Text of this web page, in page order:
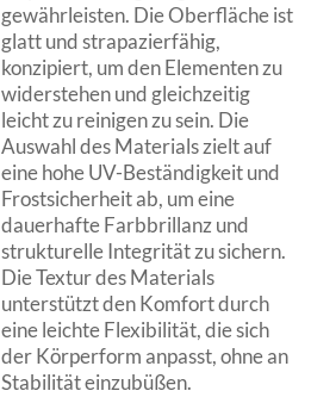
gewährleisten. Die Oberfläche ist
glatt und strapazierfähig,
konzipiert, um den Elementen zu
widerstehen und gleichzeitig
leicht zu reinigen zu sein. Die
Auswahl des Materials zielt auf
eine hohe UV-Beständigkeit und
Frostsicherheit ab, um eine
dauerhafte Farbbrillanz und
strukturelle Integrität zu sichern.
Die Textur des Materials
unterstützt den Komfort durch
eine leichte Flexibilität, die sich
der Körperform anpasst, ohne an
Stabilität einzubüßen.